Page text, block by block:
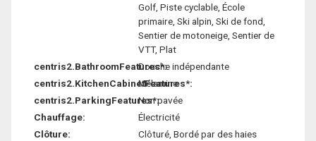
Golf, Piste cyclable, École
primaire, Ski alpin, Ski de fond,
Sentier de motoneige, Sentier de
VTT, Plat
centris2.BathroomFeatures*:Douche indépendante
centris2.KitchenCabinetFeatures*:
Mélamine
centris2.ParkingFeatures*:Non pavée
Chauffage:
Électricité
Clôture:
Clôturé, Bordé par des haies